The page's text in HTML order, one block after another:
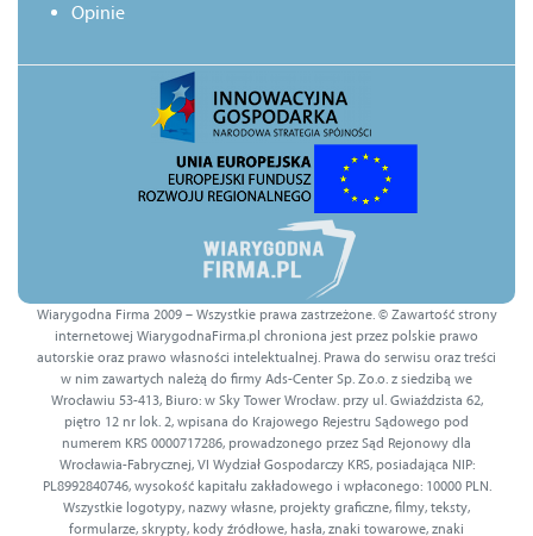
Opinie
Wiarygodna Firma 2009 – Wszystkie prawa zastrzeżone. © Zawartość strony
internetowej WiarygodnaFirma.pl chroniona jest przez polskie prawo
autorskie oraz prawo własności intelektualnej. Prawa do serwisu oraz treści
w nim zawartych należą do firmy Ads-Center Sp. Zo.o. z siedzibą we
Wrocławiu 53-413, Biuro: w Sky Tower Wrocław. przy ul. Gwiaździsta 62,
piętro 12 nr lok. 2, wpisana do Krajowego Rejestru Sądowego pod
numerem KRS 0000717286, prowadzonego przez Sąd Rejonowy dla
Wrocławia-Fabrycznej, VI Wydział Gospodarczy KRS, posiadająca NIP:
PL8992840746, wysokość kapitału zakładowego i wpłaconego: 10000 PLN.
Wszystkie logotypy, nazwy własne, projekty graficzne, filmy, teksty,
formularze, skrypty, kody źródłowe, hasła, znaki towarowe, znaki